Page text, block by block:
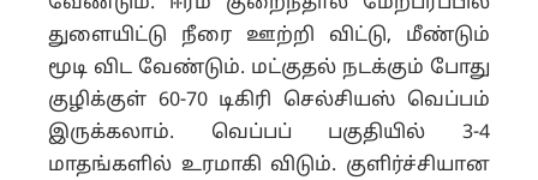
துளையிட்டு நீரை ஊற்றி விட்டு, மீண்டும்
மூடி விட வேண்டும். மட்குதல் நடக்கும் போது
குழிக்குள் 60-70 டிகிரி செல்சியஸ் வெப்பம்
இருக்கலாம். வெப்பப் பகுதியில் 3-4
மாதங்களில் உரமாகி விடும். குளிர்ச்சியான